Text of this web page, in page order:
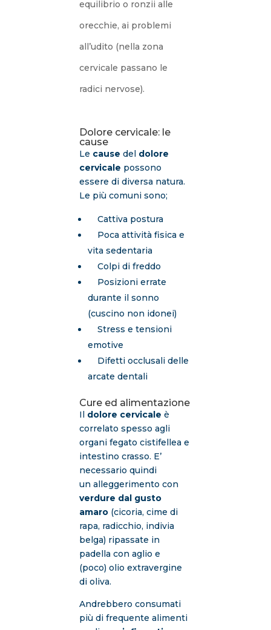
equilibrio o ronzii alle
orecchie, ai problemi
all’udito (nella zona
cervicale passano le
radici nervose).
Dolore cervicale: le
cause
Le cause del dolore
cervicale possono
essere di diversa natura.
Le più comuni sono;
Cattiva postura
Poca attività fisica e
vita sedentaria
Colpi di freddo
Posizioni errate
durante il sonno
(cuscino non idonei)
Stress e tensioni
emotive
Difetti occlusali delle
arcate dentali
Cure ed alimentazione
Ildolore cervicale è
correlato spesso agli
organi fegato cistifellea e
intestino crasso. E’
necessario quindi
un alleggerimento con
verdure dal gusto
amaro(cicoria, cime di
rapa, radicchio, indivia
belga) ripassate in
padella con aglio e
(poco) olio extravergine
di oliva.
Andrebbero consumati
più di frequente alimenti